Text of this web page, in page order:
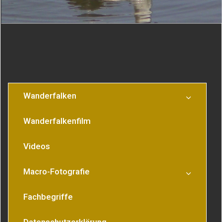
Wanderfalken
Wanderfalkenfilm
Videos
Macro-Fotografie
Fachbegriffe